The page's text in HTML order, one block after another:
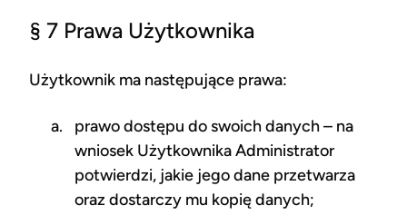
§ 7 Prawa Użytkownika
Użytkownik ma następujące prawa:
prawo dostępu do swoich danych – na
wniosek Użytkownika Administrator
potwierdzi, jakie jego dane przetwarza
oraz dostarczy mu kopię danych;